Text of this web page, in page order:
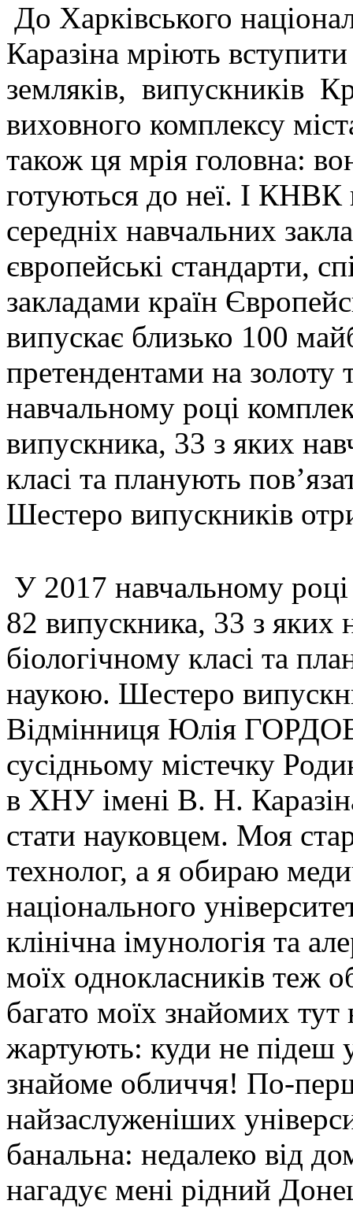
До Харківського
Каразіна мріють
земляків, випускників
виховного комплексу
також ця мрія головна:
готуються до неї. І
середніх навчальних
європейські стандарти,
закладами країн
випускає близько 100
претендентами на золоту
навчальному році
випускника, 33 з яких
класі та планують
Шестеро випускників
У 2017 навчальному
82 випускника, 33 з яких
біологічному класі та
наукою. Шестеро
Відмінниця Юлія
сусідньому містечку
в ХНУ імені В. Н.
стати науковцем. Моя
технолог, а я обираю
національного
клінічна імунологія та
моїх однокласників теж
багато моїх знайомих тут
жартують: куди не підеш
знайоме обличчя! По-
найзаслуженіших
банальна: недалеко від
нагадує мені рідний